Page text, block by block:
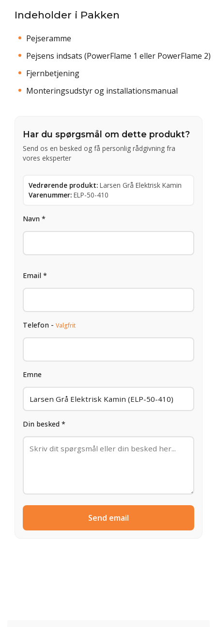
Indeholder i Pakken
Pejseramme
Pejsens indsats (PowerFlame 1 eller PowerFlame 2)
Fjernbetjening
Monteringsudstyr og installationsmanual
Har du spørgsmål om dette produkt?
Send os en besked og få personlig rådgivning fra
vores eksperter
Vedrørende produkt: Larsen Grå Elektrisk Kamin
Varenummer: ELP-50-410
Navn *
Email *
Telefon - Valgfrit
Emne
Din besked *
Send email